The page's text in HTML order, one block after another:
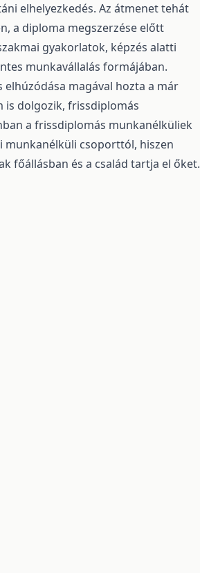
elhelyezkedés. Az átmenet tehát
a diploma megszerzése előtt
gyakorlatok, képzés alatti
munkavállalás formájában.
elhúzódása magával hozta a már
is dolgozik, frissdiplomás
a frissdiplomás munkanélküliek
munkanélküli csoporttól, hiszen
főállásban és a család tartja el őket.